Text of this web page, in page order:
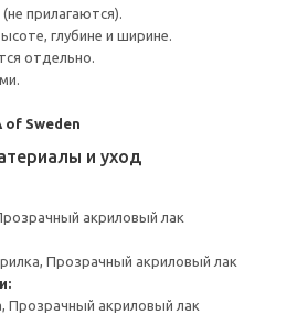
прилагаются).
глубине и ширине.
отдельно.
of Sweden
и уход
акриловый лак
Прозрачный акриловый лак
Прозрачный акриловый лак